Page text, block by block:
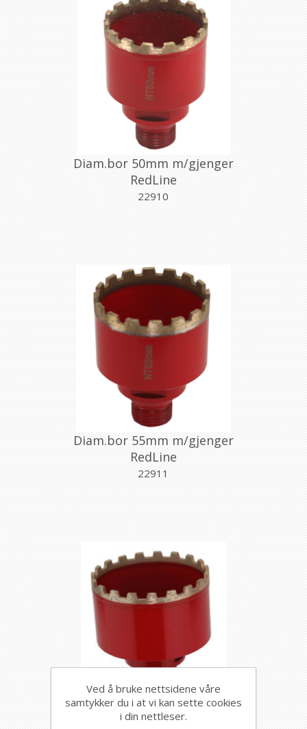
Diam.bor 50mm m/gjenger
RedLine
22910
Diam.bor 55mm m/gjenger
RedLine
22911
Diam.bor 65mm m/gjenger
Ved å bruke nettsidene våre
samtykker du i at vi kan sette cookies
i din nettleser.